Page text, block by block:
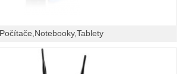
Počítače,Notebooky,Tablety